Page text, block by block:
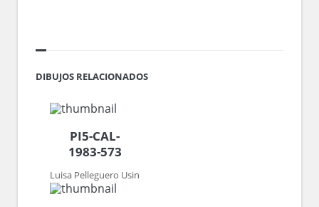
DIBUJOS RELACIONADOS
PI5-CAL-
1983-573
Luisa Pelleguero Usin